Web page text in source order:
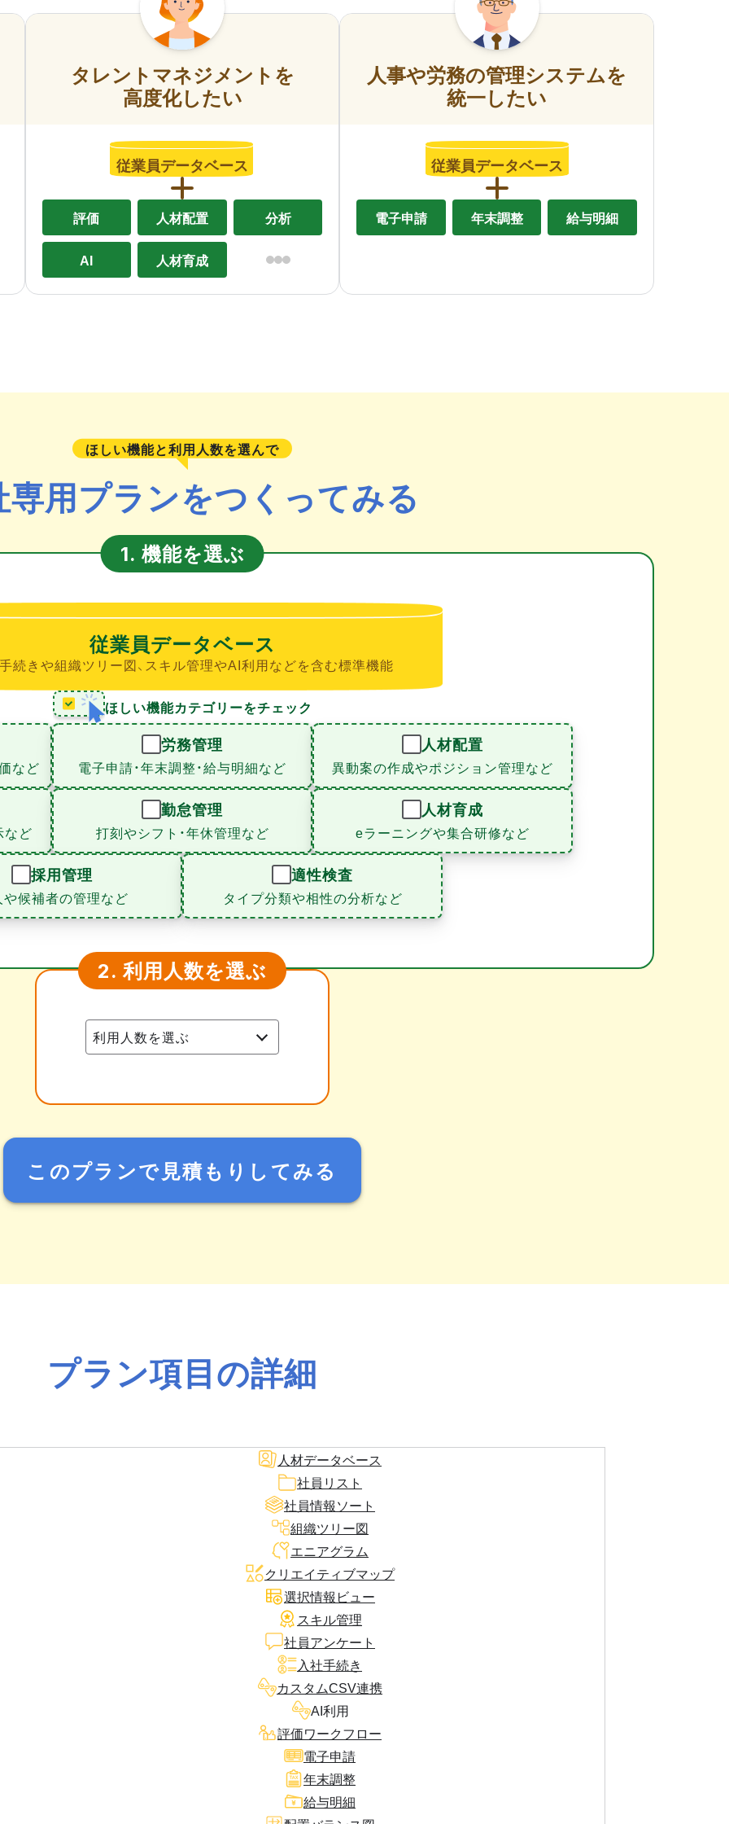
タレントマネジメントを
高度化したい
従業員データベース
評価 人材配置 分析
AI 人材育成
人事や労務の管理システムを
統一したい
従業員データベース
電子申請 年末調整 給与明細
ほしい機能と利用人数を選んで
専用プランをつくってみる
1. 機能を選ぶ
従業員データベース
続きや組織ツリー図、スキル管理やAI利用などを含む標準機能
ほしい機能カテゴリーをチェック
など
労務管理
電子申請・年末調整・給与明細など
人材配置
異動案の作成やポジション管理など
など
勤怠管理
打刻やシフト・年休管理など
人材育成
eラーニングや集合研修など
採用管理
候補者の管理など
適性検査
タイプ分類や相性の分析など
2. 利用人数を選ぶ
このプランで見積もりしてみる
プラン項目の詳細
人材データベース
社員リスト
社員情報ソート
組織ツリー図
エニアグラム
クリエイティブマップ
選択情報ビュー
スキル管理
社員アンケート
入社手続き
カスタムCSV連携
AI利用
評価ワークフロー
電子申請
年末調整
給与明細